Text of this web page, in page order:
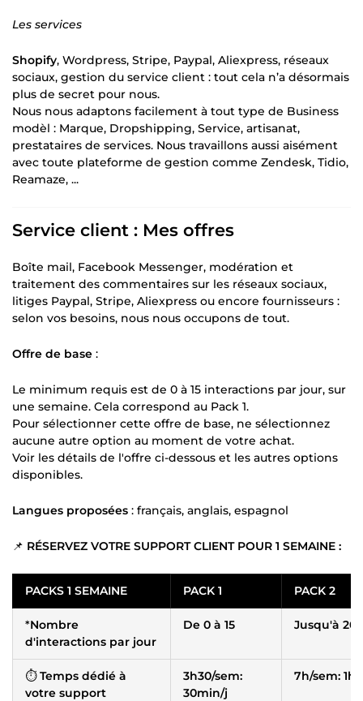
Les services
Shopify, Wordpress, Stripe, Paypal, Aliexpress, réseaux
sociaux, gestion du service client : tout cela n’a désormais
plus de secret pour nous.
Nous nous adaptons facilement à tout type de Business
modèl : Marque, Dropshipping, Service, artisanat,
prestataires de services. Nous travaillons aussi aisément
avec toute plateforme de gestion comme Zendesk, Tidio,
Reamaze, ...
Service client : Mes offres
Boîte mail, Facebook Messenger, modération et
traitement des commentaires sur les réseaux sociaux,
litiges Paypal, Stripe, Aliexpress ou encore fournisseurs :
selon vos besoins, nous nous occupons de tout.
Offre de base :
Le minimum requis est de 0 à 15 interactions par jour, sur
une semaine. Cela correspond au Pack 1.
Pour sélectionner cette offre de base, ne sélectionnez
aucune autre option au moment de votre achat.
Voir les détails de l'offre ci-dessous et les autres options
disponibles.
Langues proposées : français, anglais, espagnol
📌 RÉSERVEZ VOTRE SUPPORT CLIENT POUR 1 SEMAINE :
PACKS 1 SEMAINE PACK 1 PACK 2
*Nombre
d'interactions par jour
De 0 à 15 Jusqu'à 20
⏱Temps dédié à
votre support
3h30/sem:
30min/j
7h/sem: 1h/j